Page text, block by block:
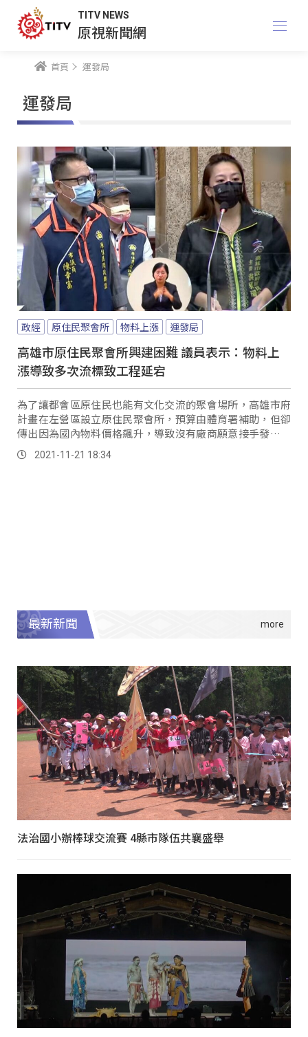
TITV NEWS
原視新聞網
首頁 運發局
運發局
政經 原住民聚會所 物料上漲 運發局
高雄市原住民聚會所興建困難 議員表示：物料上
漲導致多次流標致工程延宕
為了讓都會區原住民也能有文化交流的聚會場所，高雄市府
計畫在左營區設立原住民聚會所，預算由體育署補助，但卻
傳出因為國內物料價格飆升，導致沒有廠商願意接手發包工
程。2021-11-21 18:34
最新新聞
法治國小辦棒球交流賽 4縣市隊伍共襄盛舉